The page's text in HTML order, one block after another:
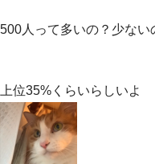
500人って多いの？少ない
上位35%くらいらしいよ